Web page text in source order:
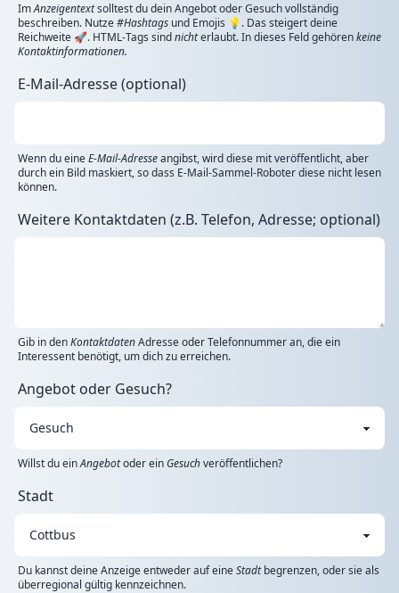
ImAnzeigentextsolltest du dein Angebot oder Gesuch vollständig
beschreiben. Nutze#Hashtags und Emojis 💡. Das steigert deine
Reichweite 🚀. HTML-Tags sindnichterlaubt. In dieses Feld gehörenkeine
Kontaktinformationen.
E-Mail-Adresse (optional)
Wenn du eineE-Mail-Adresseangibst, wird diese mit veröffentlicht, aber
durch ein Bild maskiert, so dass E-Mail-Sammel-Roboter diese nicht lesen
können.
Weitere Kontaktdaten (z.B. Telefon, Adresse; optional)
Gib in denKontaktdatenAdresse oder Telefonnummer an, die ein
Interessent benötigt, um dich zu erreichen.
Angebot oder Gesuch?
Willst du einAngebotoder einGesuchveröffentlichen?
Stadt
Du kannst deine Anzeige entweder auf eineStadtbegrenzen, oder sie als
überregional gültig kennzeichnen.